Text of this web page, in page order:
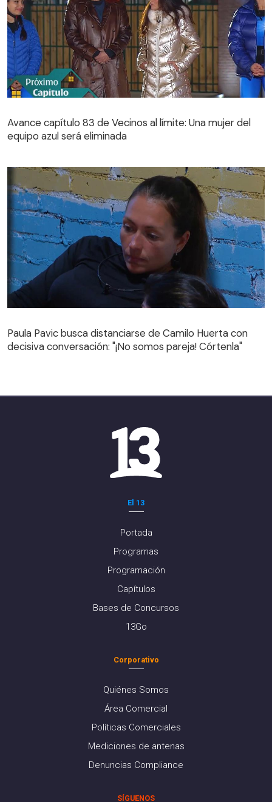
equipo azul será eliminada
Avance capítulo 83 de Vecinos al límite: Una mujer del
equipo azul será eliminada
decisiva conversación: "¡No somos pareja! Córtenla"
Paula Pavic busca distanciarse de Camilo Huerta con
decisiva conversación: "¡No somos pareja! Córtenla"
El 13
Portada
Programas
Programación
Capítulos
Bases de Concursos
13Go
Corporativo
Quiénes Somos
Área Comercial
Políticas Comerciales
Mediciones de antenas
Denuncias Compliance
SÍGUENOS